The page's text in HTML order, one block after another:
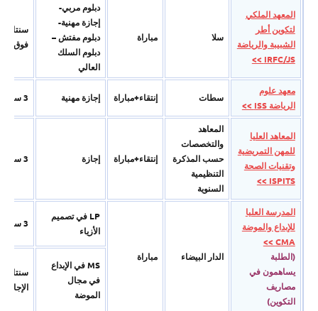
المعهد الملكي
لتكوين أطر
الشبيبة والرياضة
IRFC/JS >>
سلا مباراة
دبلوم مربي-
إجازة مھنیة-
دبلوم مفتش –
دبلوم السلك
العالي
سنتان
فوق
معھد علوم
الریاضة ISS >>
سطات إنتقاء+مباراة إجازة مھنیة 3 سنوات
المعاهد العليا
للمهن التمريضية
وتقنيات الصحة
ISPITS >>
المعاھد
والتخصصات
حسب المذكرة
التنظیمیة
السنویة
إنتقاء+مباراة إجازة 3 سنوات
المدرسة العليا
للإبداع والموضة
CMA >>
(الطلبة
یساھمون في
مصاریف
التكوین)
الدار البيضاء مباراة
LP في تصميم
الأزياء
3 سنوات
MS في الإبداع
في مجال
الموضة
سنتان
الإجازة